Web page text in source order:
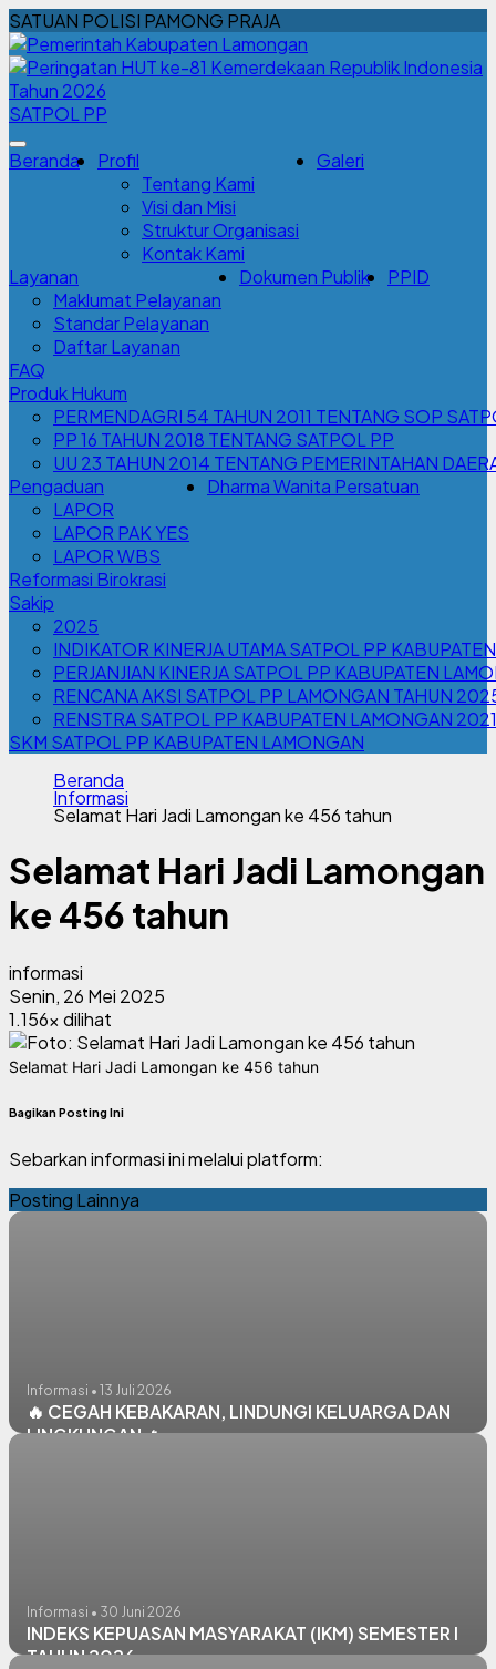
SATUAN POLISI PAMONG PRAJA
SATPOL PP
Beranda
Profil
Tentang Kami
Visi dan Misi
Struktur Organisasi
Kontak Kami
Galeri
Layanan
Maklumat Pelayanan
Standar Pelayanan
Daftar Layanan
Dokumen Publik PPID
FAQ
Produk Hukum
PERMENDAGRI 54 TAHUN 2011 TENTANG SOP
PP 16 TAHUN 2018 TENTANG SATPOL PP
UU 23 TAHUN 2014 TENTANG PEMERINTAHAN
Pengaduan
LAPOR
LAPOR PAK YES
LAPOR WBS
Dharma Wanita Persatuan
Reformasi Birokrasi
Sakip
2025
INDIKATOR KINERJA UTAMA SATPOL PP
PERJANJIAN KINERJA SATPOL PP KABUPATEN
RENCANA AKSI SATPOL PP LAMONGAN TAHUN
RENSTRA SATPOL PP KABUPATEN LAMONGAN
SKM SATPOL PP KABUPATEN LAMONGAN
Beranda
Informasi
Selamat Hari Jadi Lamongan ke 456 tahun
Selamat Hari Jadi Lamongan
ke 456 tahun
informasi
Senin, 26 Mei 2025
1.156x dilihat
Selamat Hari Jadi Lamongan ke 456 tahun
Bagikan Posting Ini
Sebarkan informasi ini melalui platform:
Posting Lainnya
Informasi • 13 Juli 2026
🔥 CEGAH KEBAKARAN, LINDUNGI KELUARGA DAN
LINGKUNGAN 🔥
Informasi • 30 Juni 2026
INDEKS KEPUASAN MASYARAKAT (IKM) SEMESTER I
TAHUN 2026